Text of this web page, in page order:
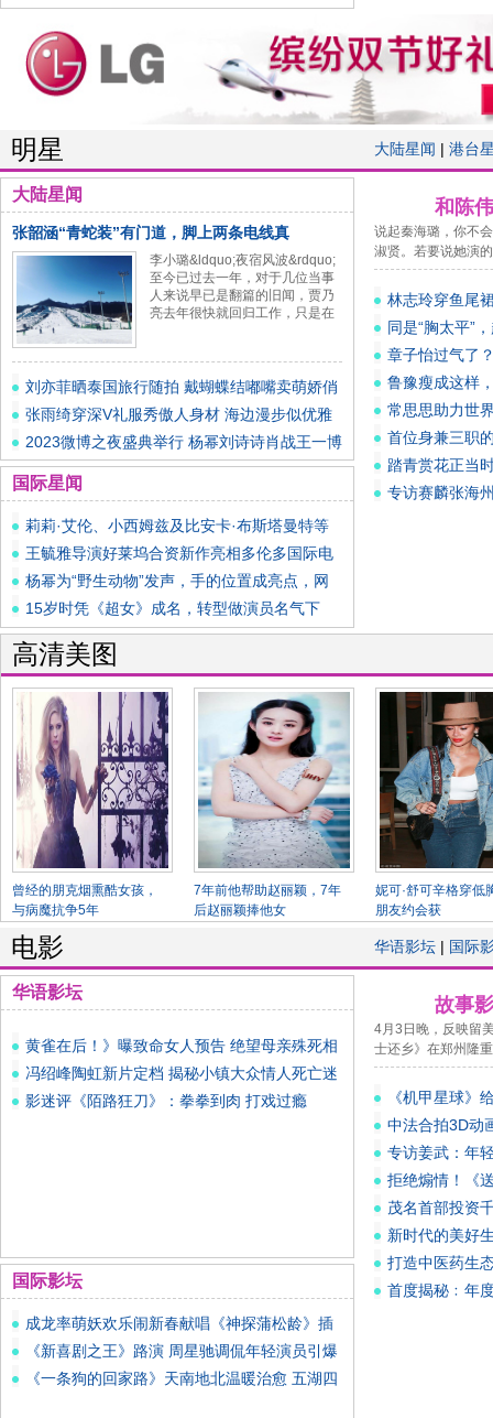
明星 大陆星闻 | 港台
大陆星闻
张韶涵“青蛇装”有门道，脚上两条电线真
李小璐&ldquo;夜宿风波&rdquo;
至今已过去一年，对于几位当事
人来说早已是翻篇的旧闻，贾乃
亮去年很快就回归工作，只是在
刘亦菲晒泰国旅行随拍 戴蝴蝶结嘟嘴卖萌娇俏
可张雨绮穿深V礼服秀傲人身材 海边漫步似优雅
黑天2023微博之夜盛典举行 杨幂刘诗诗肖战王一博
等
国际星闻
莉莉·艾伦、小西姆兹及比安卡·布斯塔曼特等
明王毓雅导演好莱坞合资新作亮相多伦多国际电
影节杨幂为“野生动物”发声，手的位置成亮点，网
友15岁时凭《超女》成名，转型做演员名气下
滑，出
和陈
说起秦海璐，你不
淑贤。若要说她演
林志玲穿鱼尾
发，好清纯
同是“胸太平”
体验章子怡过气了
鲁豫瘦成这样
常思思助力世
首位身兼三职
踏青赏花正当
专访赛麟张海
高清美图
曾经的朋克烟熏酷女孩，
与病魔抗争5年
7年前他帮助赵丽颖，7年
后赵丽颖捧他女
妮可·舒可辛格穿低
朋友约会获
电影 华语影坛 | 国际
华语影坛
黄雀在后！》曝致命女人预告 绝望母亲殊死相
搏冯绍峰陶虹新片定档 揭秘小镇大众情人死亡迷
局影迷评《陌路狂刀》：拳拳到肉 打戏过瘾
国际影坛
成龙率萌妖欢乐闹新春献唱《神探蒲松龄》插
曲《《新喜剧之王》路演 周星驰调侃年轻演员引爆
笑
《一条狗的回家路》天南地北温暖治愈 五湖四
故事
4月3日晚，反映留
士还乡》在郑州隆
《机甲星球》
中法合拍3D动
专访姜武：年
拒绝煽情！《
茂名首部投资
新时代的美好
打造中医药生
首度揭秘﹕年